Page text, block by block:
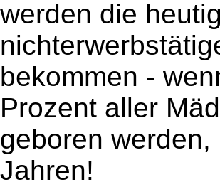
werden die
bekommen -
Prozent aller
geboren
Jahren!